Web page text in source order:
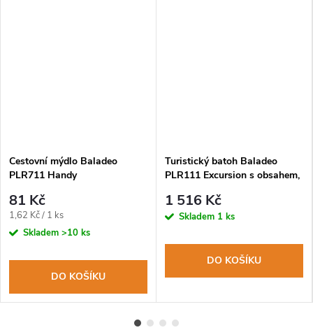
Cestovní mýdlo Baladeo
PLR711 Handy
81 Kč
Měrná
cena:
1,62 Kč / 1 ks
Skladem >10 ks
DO KOŠÍKU
Turistický batoh Baladeo
PLR111 Excursion s obsahem,
1 516 Kč
Skladem 1 ks
DO KOŠÍKU